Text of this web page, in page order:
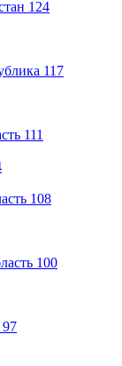
124
117
111
108
100
97